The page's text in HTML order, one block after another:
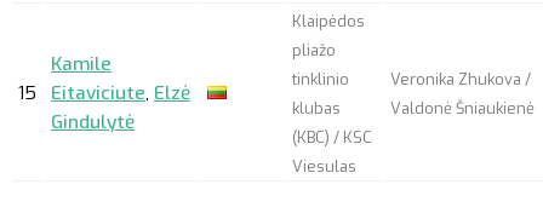
15
Kamile
Eitaviciute, Elzė
Gindulytė
Klaipėdos
pliažo
tinklinio
klubas
(KBC) / KSC
Viesulas
Veronika Zhukova /
Valdonė Šniaukienė